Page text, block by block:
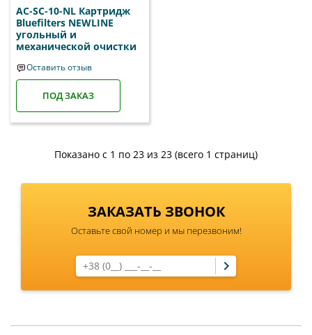
AC-SC-10-NL Картридж
Bluefilters NEWLINE
угольный и
механической очистки
Оставить отзыв
ПОД ЗАКАЗ
Показано с 1 по 23 из 23 (всего 1 страниц)
ЗАКАЗАТЬ ЗВОНОК
Оставьте свой номер и мы перезвоним!